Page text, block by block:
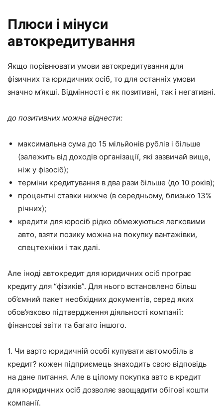
Плюси і мінуси
автокредитування
Якщо порівнювати умови автокредитування для
фізичних та юридичних осіб, то для останніх умови
значно м’якші. Відмінності є як позитивні, так і негативні.
до позитивних можна віднести:
максимальна сума до 15 мільйонів рублів і більше
(залежить від доходів організації, які зазвичай вище,
ніж у фізосіб);
терміни кредитування в два рази більше (до 10 років);
процентні ставки нижче (в середньому, близько 13%
річних);
кредити для юросіб рідко обмежуються легковими
авто, взяти позику можна на покупку вантажівки,
спецтехніки і так далі.
Але іноді автокредит для юридичних осіб програє
кредиту для “фізиків”. Для нього встановлено більш
об’ємний пакет необхідних документів, серед яких
обов’язково підтвердження діяльності компанії:
фінансові звіти та багато іншого.
1. Чи варто юридичній особі купувати автомобіль в
кредит? кожен підприємець знаходить свою відповідь
на дане питання. Але в цілому покупка авто в кредит
для юридичних осіб дозволяє заощадити обігові кошти
компанії.